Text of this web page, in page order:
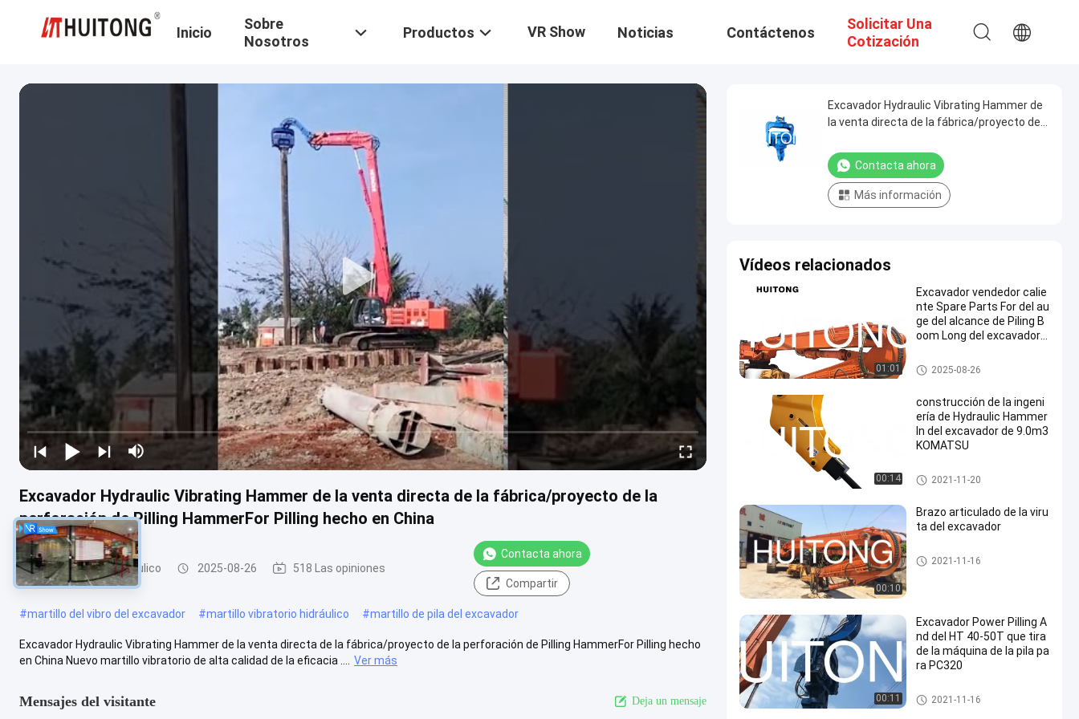
Inicio
Sobre
Nosotros
Productos VR Show Noticias Contáctenos
Solicitar Una
Cotización
Excavador Hydraulic Vibrating Hammer de la venta directa de la fábrica/proyecto de la
perforación de Pilling HammerFor Pilling hecho en China
Martillo de pila hidráulico 2025-08-26 518 Las opiniones
Contacta ahora
Compartir
#martillo del vibro del excavador #martillo vibratorio hidráulico #martillo de pila del excavador
Excavador Hydraulic Vibrating Hammer de la venta directa de la fábrica/proyecto de la perforación de Pilling HammerFor Pilling hecho
en China Nuevo martillo vibratorio de alta calidad de la eficacia ....
Ver más
Mensajes del visitante Deja un mensaje
Excavador Hydraulic Vibrating Hammer de
la venta directa de la fábrica/proyecto de
hecho en China
Contacta ahora
Más información
Vídeos relacionados
01:01
Excavador vendedor calie
nte Spare Parts For del au
ge del alcance de Piling B
oom Long del excavador 2
Brazo articulado del excavado
r
2025-08-26
00:14
construcción de la ingeni
ería de Hydraulic Hammer
In del excavador de 9.0m3
KOMATSU
Excavador Hydraulic Hammer
2021-11-20
00:10
Brazo articulado de la viru
ta del excavador
Brazo articulado del excavado
r
2021-11-16
00:11
Excavador Power Pilling A
nd del HT 40-50T que tira
de la máquina de la pila pa
ra PC320
Martillo de pila hidráulico
2021-11-16